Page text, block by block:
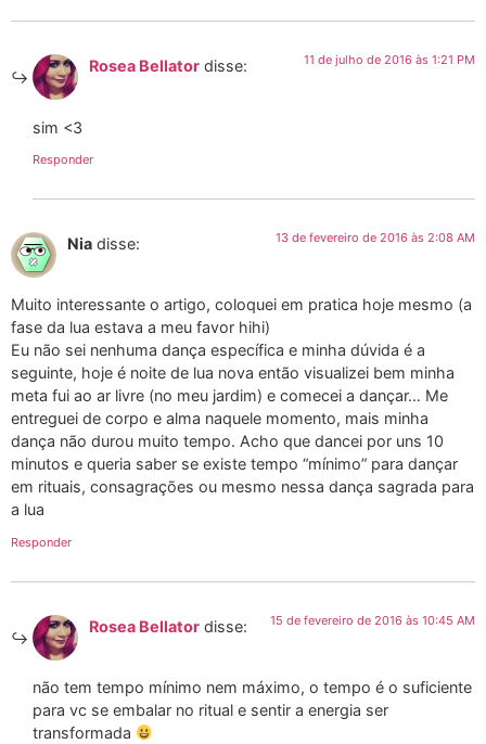
Rosea Bellator disse: 11 de julho de 2016 às 1:21 PM
sim <3
Responder
Nia disse: 13 de fevereiro de 2016 às 2:08 AM
Muito interessante o artigo, coloquei em pratica hoje mesmo (a
fase da lua estava a meu favor hihi)
Eu não sei nenhuma dança específica e minha dúvida é a
seguinte, hoje é noite de lua nova então visualizei bem minha
meta fui ao ar livre (no meu jardim) e comecei a dançar… Me
entreguei de corpo e alma naquele momento, mais minha
dança não durou muito tempo. Acho que dancei por uns 10
minutos e queria saber se existe tempo “mínimo” para dançar
em rituais, consagrações ou mesmo nessa dança sagrada para
a lua
Responder
Rosea Bellator disse: 15 de fevereiro de 2016 às 10:45 AM
não tem tempo mínimo nem máximo, o tempo é o suficiente
para vc se embalar no ritual e sentir a energia ser
transformada